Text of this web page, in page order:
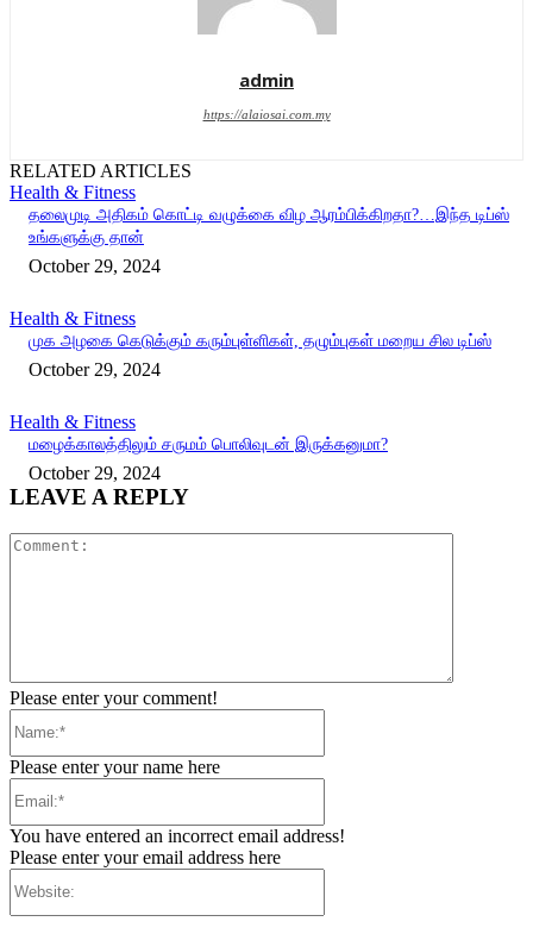
admin
https://alaiosai.com.my
RELATED ARTICLES
Health & Fitness
தலைமுடி அதிகம் கொட்டி வழுக்கை விழ ஆரம்பிக்கிறதா?…இந்த டிப்ஸ்
உங்களுக்கு தான்
October 29, 2024
Health & Fitness
முக அழகை கெடுக்கும் கரும்புள்ளிகள், தழும்புகள் மறைய சில டிப்ஸ்
October 29, 2024
Health & Fitness
மழைக்காலத்திலும் சருமம் பொலிவுடன் இருக்கனுமா?
October 29, 2024
LEAVE A REPLY
Please enter your comment!
Please enter your name here
You have entered an incorrect email address!
Please enter your email address here